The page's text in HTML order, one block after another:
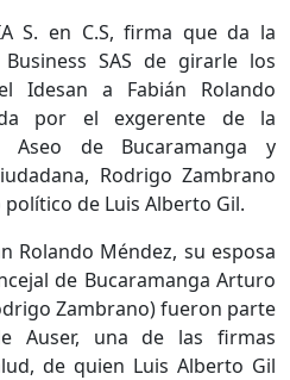
S. en C.S, firma que da la
SAS de girarle los
Idesan a Fabián Rolando
por el exgerente de la
Aseo de Bucaramanga y
Rodrigo Zambrano
de Luis Alberto Gil.
Rolando Méndez, su esposa
de Bucaramanga Arturo
Zambrano) fueron parte
Auser, una de las firmas
de quien Luis Alberto Gil